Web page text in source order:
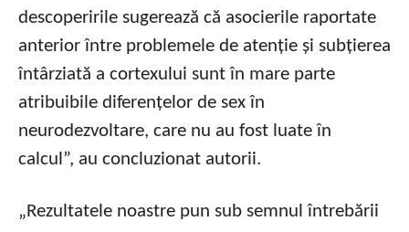
descoperirile sugerează că asocierile raportate
anterior între problemele de atenție și subțierea
întârziată a cortexului sunt în mare parte
atribuibile diferențelor de sex în
neurodezvoltare, care nu au fost luate în
calcul”, au concluzionat autorii.
„Rezultatele noastre pun sub semnul întrebării